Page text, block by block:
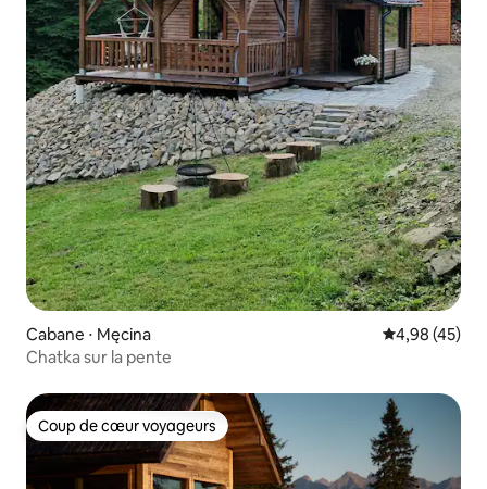
Cabane ⋅ Męcina Évaluation
4,98 (45)
Chatka sur la pente
Coup de cœur voyageurs
Coup de cœur voyageurs